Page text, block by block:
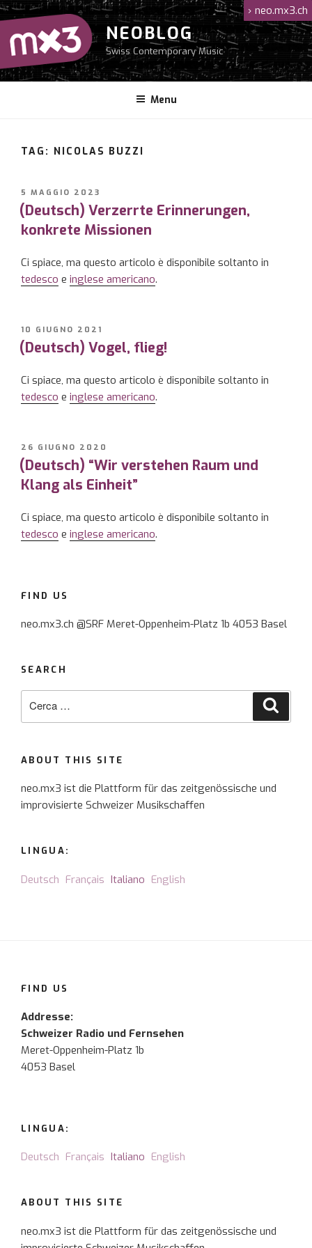
Salta
al
contenuto
NEOBLOG
Swiss Contemporary Music
Menu
› neo.mx3.ch
TAG: NICOLAS BUZZI
PUBBLICATO
IL
5 MAGGIO 2023
(Deutsch) Verzerrte Erinnerungen,
konkrete Missionen
Ci spiace, ma questo articolo è disponibile soltanto in
tedesco e inglese americano.
PUBBLICATO
IL
10 GIUGNO 2021
(Deutsch) Vogel, flieg!
Ci spiace, ma questo articolo è disponibile soltanto in
tedesco e inglese americano.
PUBBLICATO
IL
26 GIUGNO 2020
(Deutsch) “Wir verstehen Raum und
Klang als Einheit”
Ci spiace, ma questo articolo è disponibile soltanto in
tedesco e inglese americano.
FIND US
neo.mx3.ch @SRF Meret-Oppenheim-Platz 1b 4053 Basel
SEARCH
ABOUT THIS SITE
neo.mx3 ist die Plattform für das zeitgenössische und
improvisierte Schweizer Musikschaffen
LINGUA:
Deutsch Français Italiano English
FIND US
Addresse:
Schweizer Radio und Fernsehen
Meret-Oppenheim-Platz 1b
4053 Basel
LINGUA:
Deutsch Français Italiano English
ABOUT THIS SITE
neo.mx3 ist die Plattform für das zeitgenössische und